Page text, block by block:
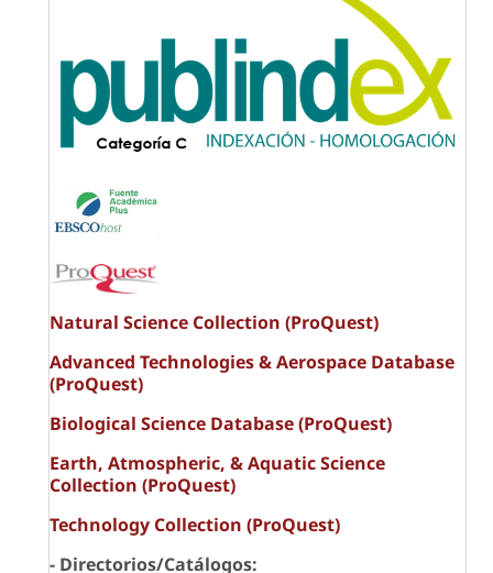
Natural Science Collection (ProQuest)
Advanced Technologies & Aerospace Database
(ProQuest)
Biological Science Database (ProQuest)
Earth, Atmospheric, & Aquatic Science
Collection (ProQuest)
Technology Collection (ProQuest)
- Directorios/Catálogos: